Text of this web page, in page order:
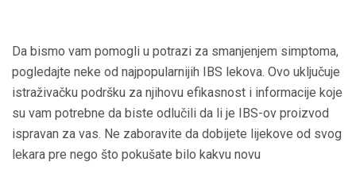
Da bismo vam pomogli u potrazi za smanjenjem simptoma,
pogledajte neke od najpopularnijih IBS lekova. Ovo uključuje
istraživačku podršku za njihovu efikasnost i informacije koje
su vam potrebne da biste odlučili da li je IBS-ov proizvod
ispravan za vas. Ne zaboravite da dobijete lijekove od svog
lekara pre nego što pokušate bilo kakvu novu